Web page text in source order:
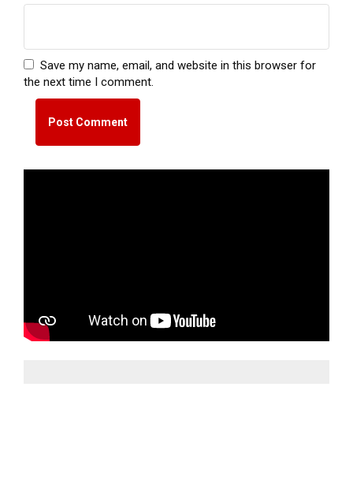
Save my name, email, and website in this browser for
the next time I comment.